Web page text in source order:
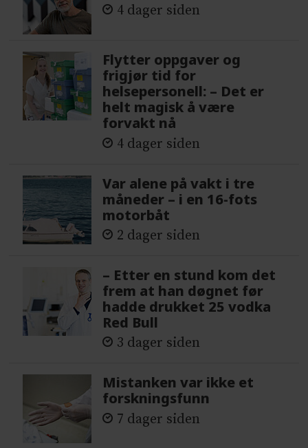
4 dager siden
Flytter oppgaver og
frigjør tid for
helsepersonell: – Det er
helt magisk å være
forvakt nå
4 dager siden
Var alene på vakt i tre
måneder – i en 16-fots
motorbåt
2 dager siden
– Etter en stund kom det
frem at han døgnet før
hadde drukket 25 vodka
Red Bull
3 dager siden
Mistanken var ikke et
forskningsfunn
7 dager siden